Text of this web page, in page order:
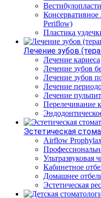
Консервативное
Periflow)
Пластика
Лечение зубов
Лечение кариеса
Лечение зубов
Лечение зубов
Лечение
Лечение
Перелечивание
Эстетическая
Airflow
Ультразвуковая
Кабинетное
Домашнее
Эстетическая